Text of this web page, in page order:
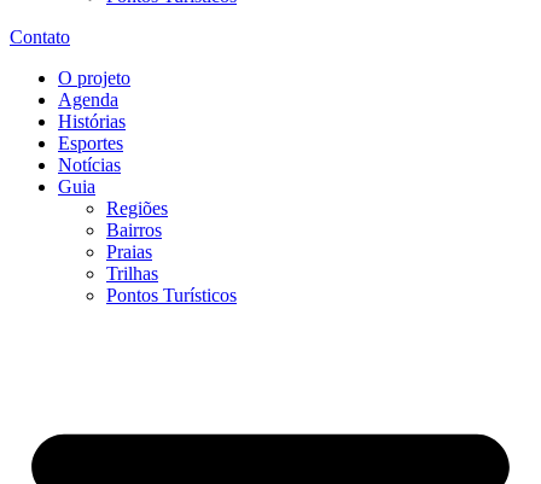
Contato
O projeto
Agenda
Histórias
Esportes
Notícias
Guia
Regiões
Bairros
Praias
Trilhas
Pontos Turísticos